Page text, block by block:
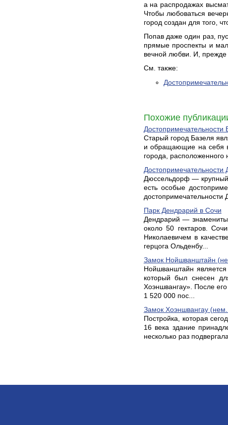
а на распродажах
Чтобы любоваться
город создан для того,
Попав даже один раз,
прямые проспекты и
вечной любви. И, прежде
См. также:
Похожие
Достопримечательности
Старый город Базеля
и обращающие на себя
города, расположенного
Дюссельдорф — крупный
есть особые
Парк Дендрарий в Сочи
Дендрарий —
около 50 гектаров.
Николаевичем в
герцога Ольденбу...
Замок Нойшванштайн
Нойшванштайн
который был снесен
Хоэншвангау». После
1 520 000 пос...
Замок Хоэншвангау
Постройка, которая
16 века здание
несколько раз